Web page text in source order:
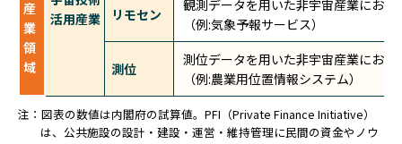
産
業
領
域
活用産業
リモセン
観測データを用いた非宇宙産業におけ
（例:気象予報サービス）
測位
測位データを用いた非宇宙産業におけ
（例:農業用位置情報システム）
注：図表の数値は内閣府の試算値。PFI（Private Finance Initiative）
は、公共施設の設計・建設・運営・維持管理に民間の資金やノウ